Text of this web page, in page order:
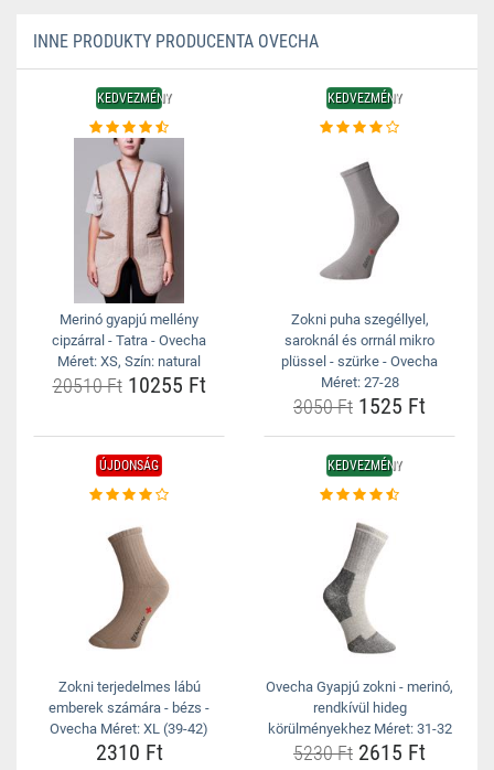
INNE PRODUKTY PRODUCENTA OVECHA
KEDVEZMÉNY
Merinó gyapjú mellény
cipzárral - Tatra - Ovecha
Méret: XS, Szín: natural
20510 Ft10255 Ft
KEDVEZMÉNY
Zokni puha szegéllyel,
saroknál és orrnál mikro
plüssel - szürke - Ovecha
Méret: 27-28
3050 Ft 1525 Ft
ÚJDONSÁG
Zokni terjedelmes lábú
emberek számára - bézs -
Ovecha Méret: XL (39-42)
2310 Ft
KEDVEZMÉNY
Ovecha Gyapjú zokni - merinó,
rendkívül hideg
körülményekhez Méret: 31-32
5230 Ft 2615 Ft